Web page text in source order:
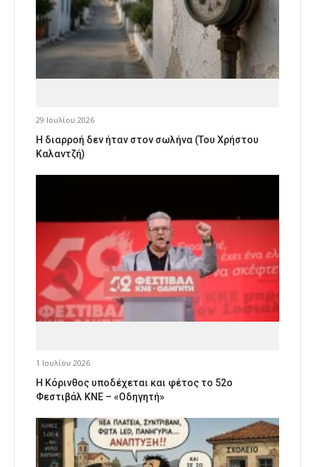
29 Ιουλίου 2026
Η διαρροή δεν ήταν στον σωλήνα (Του Χρήστου
Καλαντζή)
1 Ιουλίου 2026
Η Κόρινθος υποδέχεται και φέτος το 52ο
Φεστιβάλ ΚΝΕ – «Οδηγητή»